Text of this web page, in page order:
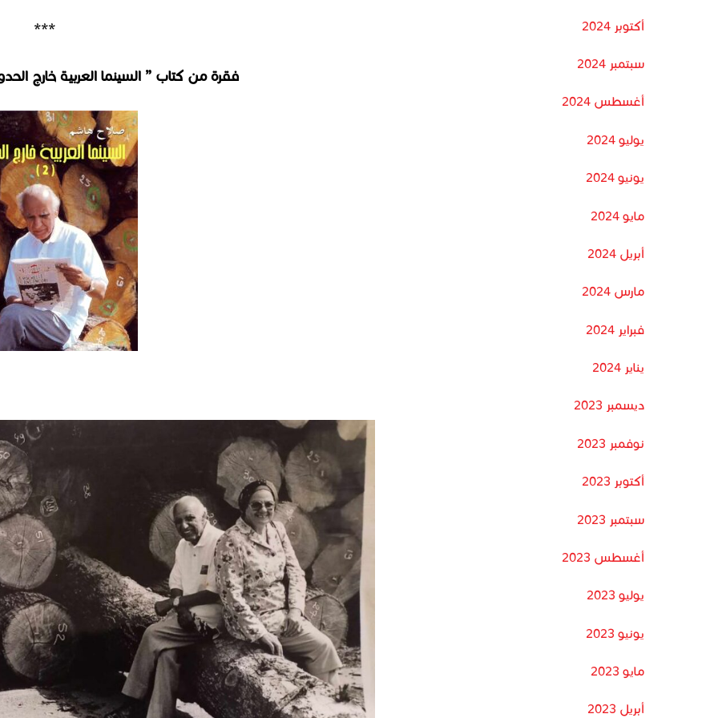
***
فقرة من كتاب ” السينما العربية خارج الحدود 2 “.يصدر قريبا
أكتوبر 2024
سبتمبر 2024
أغسطس 2024
يوليو 2024
يونيو 2024
مايو 2024
أبريل 2024
مارس 2024
فبراير 2024
يناير 2024
ديسمبر 2023
نوفمبر 2023
أكتوبر 2023
سبتمبر 2023
أغسطس 2023
يوليو 2023
يونيو 2023
مايو 2023
أبريل 2023